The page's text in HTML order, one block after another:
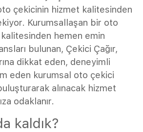
çekicinin hizmet kalitesinden
Kurumsallaşan bir oto
hemen emin
bulunan, Çekici Çağır,
dikkat eden, deneyimli
eden kurumsal oto çekici
alınacak hizmet
odaklanır.
kaldık?